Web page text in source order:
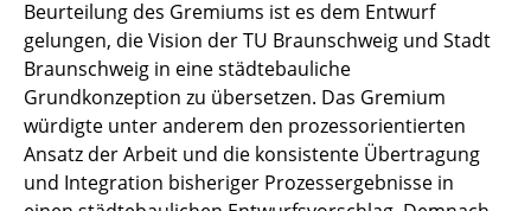
Beurteilung des Gremiums ist es dem Entwurf
gelungen, die Vision der TU Braunschweig und Stadt
Braunschweig in eine städtebauliche
Grundkonzeption zu übersetzen. Das Gremium
würdigte unter anderem den prozessorientierten
Ansatz der Arbeit und die konsistente Übertragung
und Integration bisheriger Prozessergebnisse in